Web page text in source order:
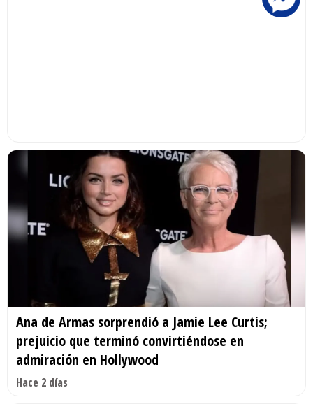
Ana de Armas sorprendió a Jamie Lee Curtis;
prejuicio que terminó convirtiéndose en
admiración en Hollywood
Hace 2 días